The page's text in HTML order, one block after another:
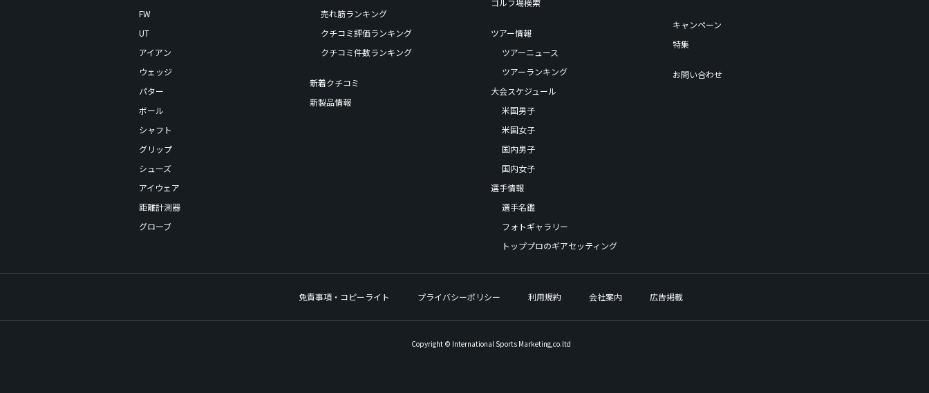
FW
UT
アイアン
ウェッジ
パター
ボール
シャフト
グリップ
シューズ
アイウェア
距離計測器
グローブ
売れ筋ランキング
クチコミ評価ランキング
クチコミ件数ランキング
新着クチコミ
新製品情報
ゴルフ場検索
ツアー情報
ツアーニュース
ツアーランキング
大会スケジュール
米国男子
米国女子
国内男子
国内女子
選手情報
選手名鑑
フォトギャラリー
トッププロのギアセッティング
キャンペーン
特集
お問い合わせ
免責事項・コピーライト プライバシーポリシー 利用規約 会社案内 広告掲載
Copyright © International Sports Marketing,co.ltd